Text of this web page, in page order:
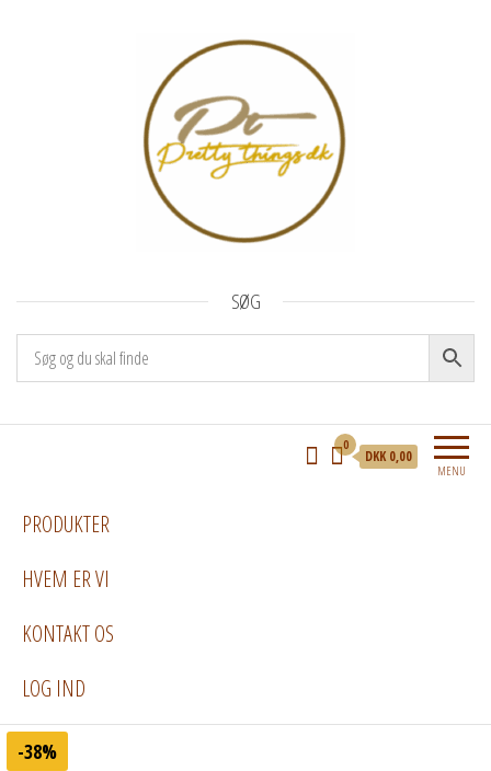
håndlavede kort
SØG
MENU
0
DKK 0,00
PRODUKTER
HVEM ER VI
KONTAKT OS
LOG IND
-38%